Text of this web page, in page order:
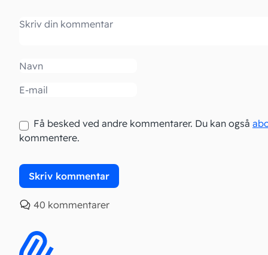
Kommentar
Navn
Email
Få besked ved andre kommentarer. Du kan også
kommentere.
40 kommentarer